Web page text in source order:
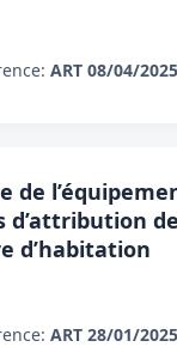
ART 08/04/2025
d’habitation
ART 28/01/2025